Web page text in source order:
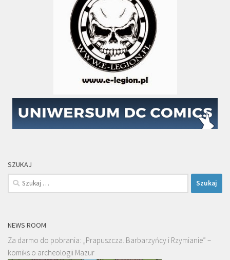
SZUKAJ
Szukaj:
NEWS ROOM
Za darmo do pobrania: „Prapuszcza. Barbarzyńcy i Rzymianie” –
komiks o archeologii Mazur